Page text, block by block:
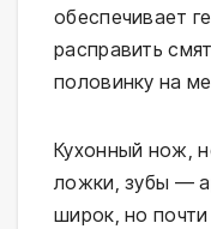
обеспечивает
расправить
половинку на
Кухонный нож,
ложки, зубы —
широк, но